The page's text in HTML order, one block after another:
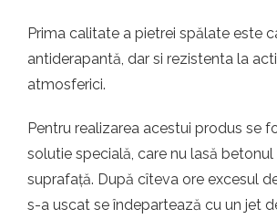
Prima calitate a pietrei spălate este
antiderapantă, dar si rezistenta la
atmosferici.
Pentru realizarea acestui produs se
solutie specială, care nu lasă betonul
suprafață. După cîteva ore excesul
s-a uscat se îndepartează cu un jet